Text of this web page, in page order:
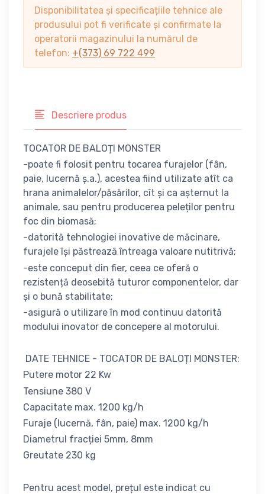
Disponibilitatea și specificațiile tehnice ale
produsului pot fi verificate și confirmate la
operatorii magazinului la numărul de
telefon: +(373) 69 722 499
Descriere produs
TOCATOR DE BALOȚI MONSTER
-poate fi folosit pentru tocarea furajelor (fân,
paie, lucernă ș.a.), acestea fiind utilizate atît ca
hrana animalelor/păsărilor, cît și ca așternut la
animale, sau pentru producerea peleților pentru
foc din biomasă;
-datorită tehnologiei inovative de măcinare,
furajele își păstrează întreaga valoare nutitrivă;
-este conceput din fier, ceea ce oferă o
rezistență deosebită tuturor componentelor, dar
și o bună stabilitate;
-asigură o utilizare în mod continuu datorită
modului inovator de concepere al motorului.
DATE TEHNICE - TOCATOR DE BALOȚI MONSTER:
Putere motor 22 Kw
Tensiune 380 V
Capacitate max. 1200 kg/h
Furaje (lucernă, fân, paie) max. 1200 kg/h
Diametrul fracției 5mm, 8mm
Greutate 230 kg
Pentru acest model, prețul este indicat cu